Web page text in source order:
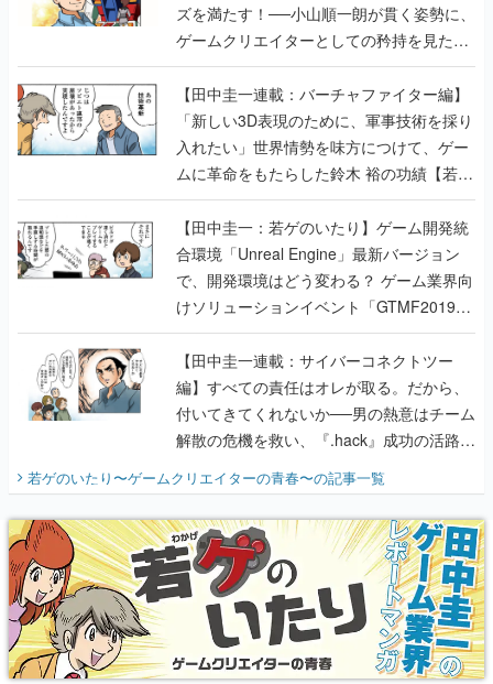
ズを満たす！──小山順一朗が貫く姿勢に、
ゲームクリエイターとしての矜持を見た
【若ゲのいたり最終回】
【田中圭一連載：バーチャファイター編】
「新しい3D表現のために、軍事技術を採り
入れたい」世界情勢を味方につけて、ゲー
ムに革命をもたらした鈴木 裕の功績【若ゲ
のいたり】
【田中圭一：若ゲのいたり】ゲーム開発統
合環境「Unreal Engine」最新バージョン
で、開発環境はどう変わる？ ゲーム業界向
けソリューションイベント「GTMF2019」
に行って、より理解を深めよう【PR】
【田中圭一連載：サイバーコネクトツー
編】すべての責任はオレが取る。だから、
付いてきてくれないか──男の熱意はチーム
解散の危機を救い、『.hack』成功の活路を
開く。業界の快男児・松山 洋に流れる血は
『少年ジャンプ』色だった【若ゲのいた
り】
若ゲのいたり〜ゲームクリエイターの青春〜の記事一覧